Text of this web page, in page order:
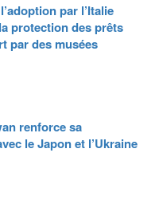
par l’Italie
protection des prêts
par des musées
renforce sa
le Japon et l’Ukraine